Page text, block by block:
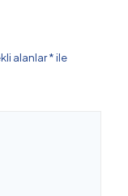
alanlar*ile